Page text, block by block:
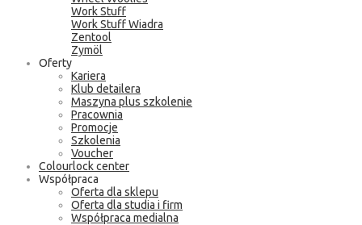
Work Stuff
Work Stuff Wiadra
Zentool
Zymöl
Oferty
Kariera
Klub detailera
Maszyna plus szkolenie
Pracownia
Promocje
Szkolenia
Voucher
Colourlock center
Współpraca
Oferta dla sklepu
Oferta dla studia i firm
Współpraca medialna